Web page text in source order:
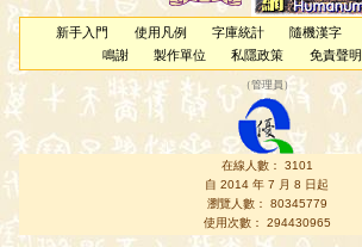
新手入門 使用凡例 字庫統計 隨機漢字
鳴謝
製作單位 私隱政策 免責聲明
（管理員 ）
在線人數： 3101
自 2014 年 7 月 8 日起
瀏覽人數： 80345779
使用次數： 294430965